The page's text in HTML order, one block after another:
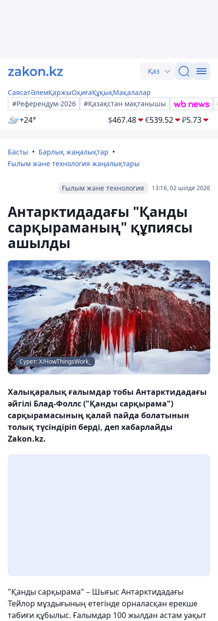
Қаз
СаясатӘлемҚаржыОқиғаҚұқықМақалалар
#Референдум-2026
#Қазақстан мақтанышы
+24° $467.48 €539.52 ₽5.73
Басты
Барлық жаңалықтар
Ғылым және технология жаңалықтары
13:16, 02 шілде 2026
Ғылым және технология
Антарктидадағы "Қанды
сарқыраманың" құпиясы
ашылды
Сурет: X/HowThingsWork_
Халықаралық ғалымдар тобы Антарктидадағы
әйгілі Блад-Фоллс ("Қанды сарқырама")
сарқырамасының қалай пайда болатынын
толық түсіндіріп берді, деп хабарлайды
Zakon.kz.
"Қанды сарқырама" – Шығыс Антарктидадағы
Тейлор мұздығының етегінде орналасқан ерекше
табиғи құбылыс. Ғалымдар 100 жылдан астам уақыт